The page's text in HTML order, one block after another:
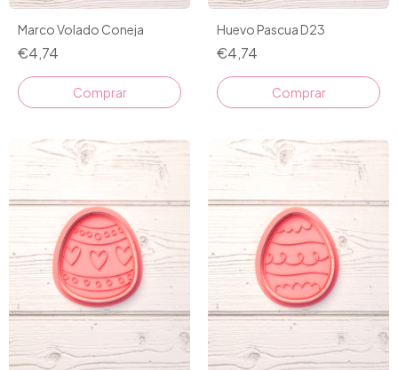
Marco Volado Coneja
€4,74
Comprar
Huevo Pascua D23
€4,74
Comprar